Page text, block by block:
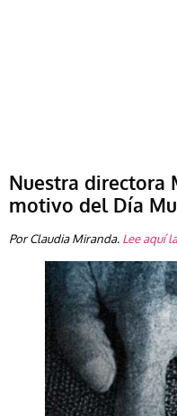
Nuestra directora
motivo del Día
Por Claudia Miranda. Lee aquí